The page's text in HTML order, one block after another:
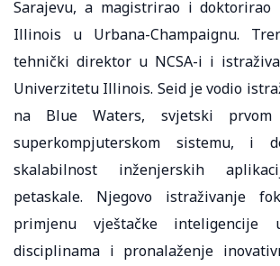
Sarajevu, a magistrirao i doktorirao
Illinois u Urbana-Champaignu.
tehnički direktor u NCSA-i i
Univerzitetu Illinois. Seid je vodio
na Blue Waters, svjetski prvom
superkompjuterskom sistemu, i
skalabilnost inženjerskih
petaskale. Njegovo istraživanje
primjenu vještačke inteligencije
disciplinama i pronalaženje